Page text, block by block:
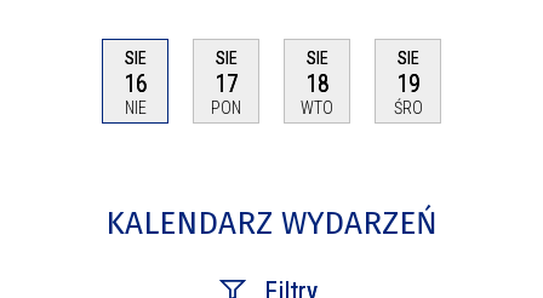
SIE
16
NIE
SIE
17
PON
SIE
18
WTO
SIE
19
ŚRO
KALENDARZ WYDARZEŃ
Filtry